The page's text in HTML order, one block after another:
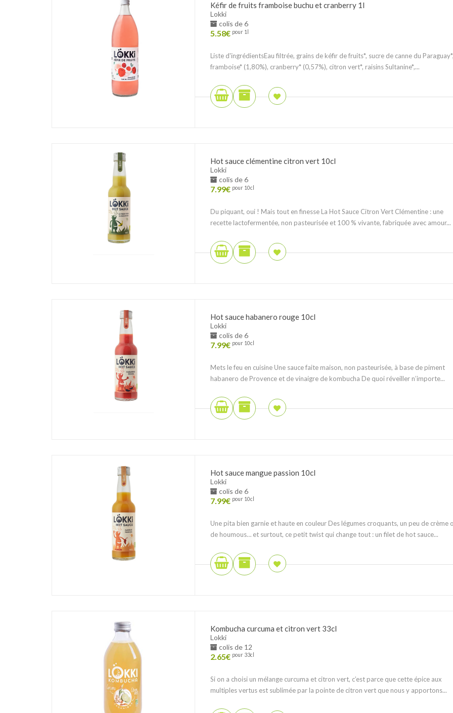
Kéfir de fruits framboise buchu et cranberry 1l
Lokki
colis de 6
5.58€ pour 1l
Liste d'ingrédientsEau filtrée, grains de kéfir de fruits*, sucre de canne du Paraguay*,
framboise* (1,80%), cranberry* (0,57%), citron vert*, raisins Sultanine*,...
Hot sauce clémentine citron vert 10cl
Lokki
colis de 6
7.99€ pour 10cl
Du piquant, oui ! Mais tout en finesse ⁠⁠La Hot Sauce Citron Vert Clémentine : une
recette lactofermentée, non pasteurisée et 100 % vivante, fabriquée avec amour...
Hot sauce habanero rouge 10cl
Lokki
colis de 6
7.99€ pour 10cl
Mets le feu en cuisine ⁠⁠Une sauce faite maison, non pasteurisée, à base de piment
habanero de Provence et de vinaigre de kombucha ⁠⁠De quoi réveiller n’importe...
Hot sauce mangue passion 10cl
Lokki
colis de 6
7.99€ pour 10cl
Une pita bien garnie et haute en couleur ⁠⁠Des légumes croquants, un peu de crème
de houmous… et surtout, ce petit twist qui change tout : un filet de hot sauce...
Kombucha curcuma et citron vert 33cl
Lokki
colis de 12
2.65€ pour 33cl
Si on a choisi un mélange curcuma et citron vert, c’est parce que cette épice aux
multiples vertus est sublimée par la pointe de citron vert que nous y apportons...